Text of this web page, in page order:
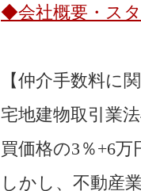
◆会社概要・ス
【仲介手数料に
宅地建物取引業
買価格の3％+6
しかし、不動産